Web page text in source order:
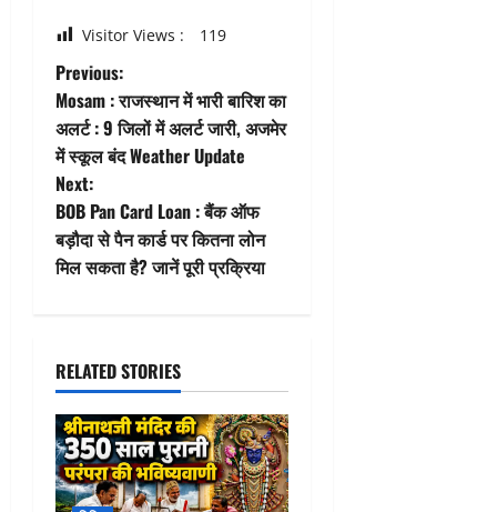
Visitor Views : 119
P
o
s
t
n
v
i
g
a
Previous:
Mosam : राजस्थान में भारी बारिश का
अलर्ट : 9 जिलों में अलर्ट जारी, अजमेर
में स्कूल बंद Weather Update
Next:
BOB Pan Card Loan : बैंक ऑफ
बड़ौदा से पैन कार्ड पर कितना लोन
मिल सकता है? जानें पूरी प्रक्रिया
RELATED STORIES